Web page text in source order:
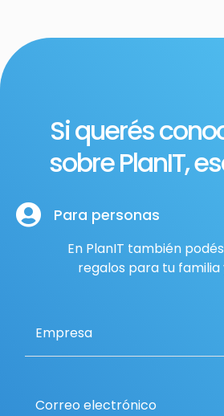
Si querés
sobre PlanIT,
Para personas
En PlanIT también
regalos para tu familia
Empresa
Correo electrónico